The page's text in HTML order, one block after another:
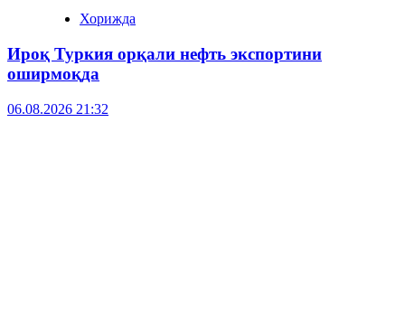
Хорижда
Ироқ Туркия орқали нефть экспортини
оширмоқда
06.08.2026 21:32